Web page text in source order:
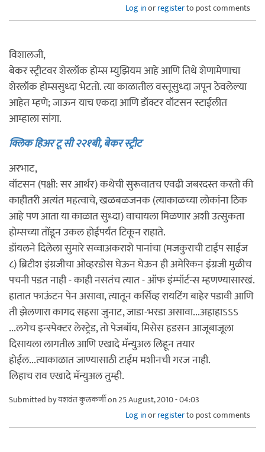
Log inorregisterto post comments
विशालजी,
बेकर स्ट्रीटवर शेरलॉक होम्स म्युझियम आहे आणि तिथे शेणामेणाचा
शेरलॉक होम्ससुध्दा भेटतो. त्या काळातील वस्तूसुध्दा जपून ठेवलेल्या
आहेत म्हणे; जाऊन याच एकदा आणि डॉक्टर वॉटसन स्टाईलीत
आम्हाला सांगा.
क्लिक हिअर टू सी २२१बी, बेकर स्ट्रीट
अरभाट,
वॉटसन (पक्षी: सर आर्थर) कथेची सुरूवातच एवढी जबरदस्त करतो की
काहीतरी अत्यंत महत्वाचे, खळबळजनक (त्याकाळच्या लोकांना ठिक
आहे पण आता या काळात सुध्दा) वाचायला मिळणार अशी उत्सुकता
होम्सच्या तोंडून उकल होईपर्यंत टिकून राहाते.
डॉयलने दिलेला सुमारे सव्वाअकराशे पानांचा (मजकुराची टाईप साईज
८) ब्रिटीश इंग्रजीचा ओव्हरडोस घेऊन घेऊन ही अमेरिकन इंग्रजी मुळीच
पचनी पडत नाही - काही नसतंच त्यात - ऑफ इंम्पॉर्टन्स म्हणण्यासारखं.
हातात फाऊंटन पेन असावा, त्यातून कर्सिव्ह रायटिंग बाहेर पडावी आणि
ती झेलणारा कागद सहसा जुनाट, जाडा-भरडा असावा...अहाहा‌ऽऽऽ
...लगेच इन्स्पेक्टर लेस्ट्रेड, तो पेजबॉय, मिसेस हडसन आजूबाजूला
दिसायला लागतील आणि एखादे मॅन्युअल लिहून तयार
होईल...त्याकाळात जाण्यासाठी टाईम मशीनची गरज नाही.
लिहाच राव एखादे मॅन्युअल तुम्ही.
Submitted byयशवंत कुलकर्णीon 25 August, 2010 - 04:03
Log inorregisterto post comments